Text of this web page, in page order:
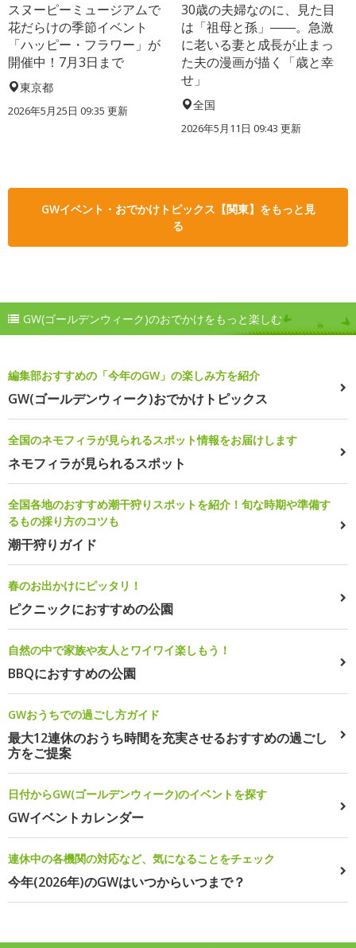
スヌーピーミュージアムで
花だらけの季節イベント
「ハッピー・フラワー」が
開催中！7月3日まで
東京都
2026年5月25日 09:35 更新
30歳の夫婦なのに、見た目
は「祖母と孫」――。急激
に老いる妻と成長が止まっ
た夫の漫画が描く「歳と幸
せ」
全国
2026年5月11日 09:43 更新
GWイベント・おでかけトピックス【関東】をもっと見
る
GW(ゴールデンウィーク)のおでかけをもっと楽しむ
編集部おすすめの「今年のGW」の楽しみ方を紹介
GW(ゴールデンウィーク)おでかけトピックス
全国のネモフィラが見られるスポット情報をお届けします
ネモフィラが見られるスポット
全国各地のおすすめ潮干狩りスポットを紹介！旬な時期や準備す
るもの採り方のコツも
潮干狩りガイド
春のお出かけにピッタリ！
ピクニックにおすすめの公園
自然の中で家族や友人とワイワイ楽しもう！
BBQにおすすめの公園
GWおうちでの過ごし方ガイド
最大12連休のおうち時間を充実させるおすすめの過ごし
方をご提案
日付からGW(ゴールデンウィーク)のイベントを探す
GWイベントカレンダー
連休中の各機関の対応など、気になることをチェック
今年(2026年)のGWはいつからいつまで？